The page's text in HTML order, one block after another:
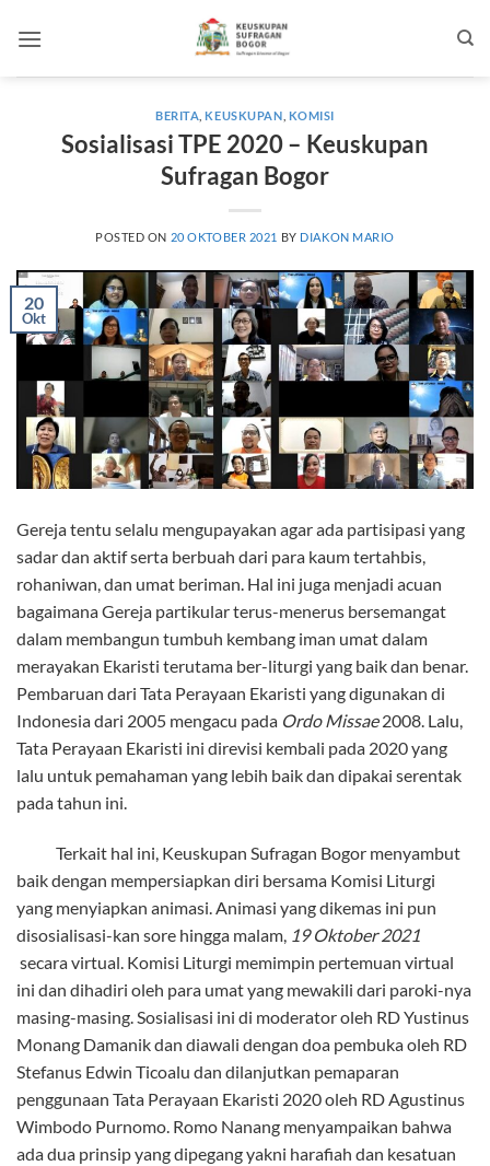
BERITA ,KEUSKUPAN KOMISI
Sosialisasi TPE 2020 – Keuskupan
Sufragan Bogor
POSTED ON 20 OKTOBER 2021 BY DIAKON MARIO
20
Okt
Gereja tentu selalu mengupayakan agar ada partisipasi yang
sadar dan aktif serta berbuah dari para kaum tertahbis,
rohaniwan, dan umat beriman. Hal ini juga menjadi acuan
bagaimana Gereja partikular terus-menerus bersemangat
dalam membangun tumbuh kembang iman umat dalam
merayakan Ekaristi terutama ber-liturgi yang baik dan benar.
Pembaruan dari Tata Perayaan Ekaristi yang digunakan di
Indonesia dari 2005 mengacu pada Ordo Missae2008. Lalu,
Tata Perayaan Ekaristi ini direvisi kembali pada 2020 yang
lalu untuk pemahaman yang lebih baik dan dipakai serentak
pada tahun ini.
Terkait hal ini, Keuskupan Sufragan Bogor menyambut
baik dengan mempersiapkan diri bersama Komisi Liturgi
yang menyiapkan animasi. Animasi yang dikemas ini pun
disosialisasi-kan sore hingga malam, 19 Oktober 2021
secara virtual. Komisi Liturgi memimpin pertemuan virtual
ini dan dihadiri oleh para umat yang mewakili dari paroki-nya
masing-masing. Sosialisasi ini di moderator oleh RD Yustinus
Monang Damanik dan diawali dengan doa pembuka oleh RD
Stefanus Edwin Ticoalu dan dilanjutkan pemaparan
penggunaan Tata Perayaan Ekaristi 2020 oleh RD Agustinus
Wimbodo Purnomo. Romo Nanang menyampaikan bahwa
ada dua prinsip yang dipegang yakni harafiah dan kesatuan